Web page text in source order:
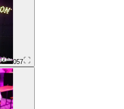
057